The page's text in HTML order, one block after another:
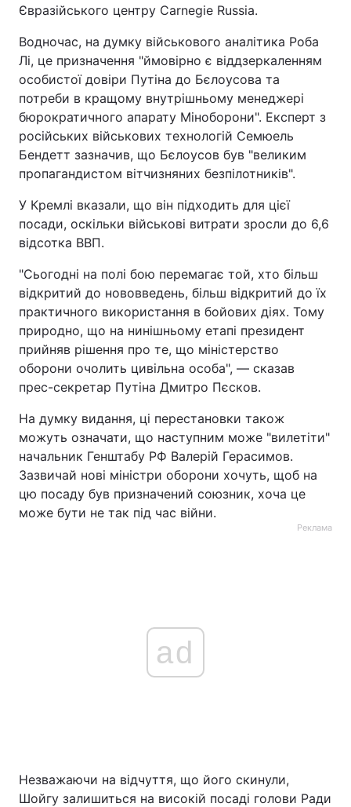
Євразійського центру Carnegie Russia.
Водночас, на думку військового аналітика Роба
Лі, це призначення "ймовірно є віддзеркаленням
особистої довіри Путіна до Бєлоусова та
потреби в кращому внутрішньому менеджері
бюрократичного апарату Міноборони". Експерт з
російських військових технологій Семюель
Бендетт зазначив, що Бєлоусов був "великим
пропагандистом вітчизняних безпілотників".
У Кремлі вказали, що він підходить для цієї
посади, оскільки військові витрати зросли до 6,6
відсотка ВВП.
"Сьогодні на полі бою перемагає той, хто більш
відкритий до нововведень, більш відкритий до їх
практичного використання в бойових діях. Тому
природно, що на нинішньому етапі президент
прийняв рішення про те, що міністерство
оборони очолить цивільна особа", — сказав
прес-секретар Путіна Дмитро Пєсков.
На думку видання, ці перестановки також
можуть означати, що наступним може "вилетіти"
начальник Генштабу РФ Валерій Герасимов.
Зазвичай нові міністри оборони хочуть, щоб на
цю посаду був призначений союзник, хоча це
може бути не так під час війни.
Реклама
ad
Незважаючи на відчуття, що його скинули,
Шойгу залишиться на високій посаді голови Ради